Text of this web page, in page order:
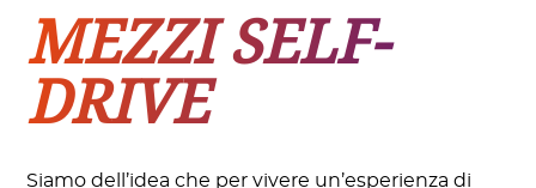
MEZZI SELF-
DRIVE
Siamo dell’idea che per vivere un’esperienza di